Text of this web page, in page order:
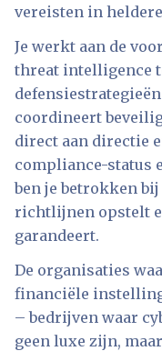
vereisten in
Je werkt aan de
threat intelligence
coordineert
direct aan directie
compliance-status
ben je betrokken
richtlijnen opstelt
garandeert.
De organisaties
financiële
– bedrijven waar
geen luxe zijn,